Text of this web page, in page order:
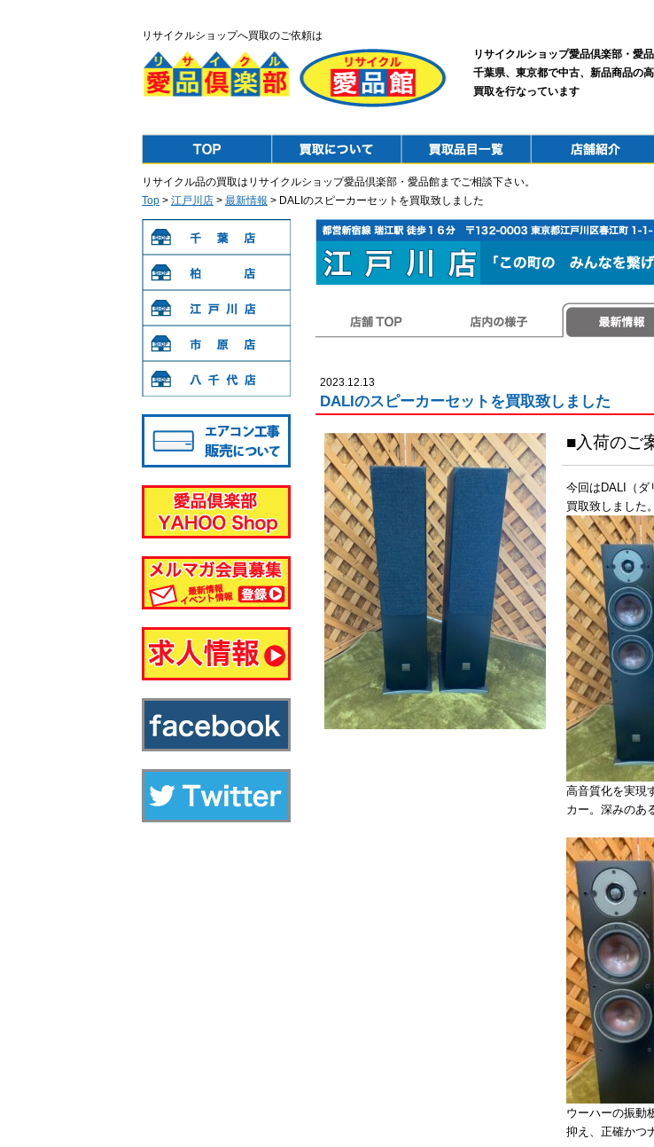
リサイクルショップへ買取のご依頼は
リサイクルショップ愛品倶楽部・愛
千葉県、東京都で中古、新品商品の
買取を行なっています
リサイクル品の買取はリサイクルショップ愛品倶楽部・愛品館までご相談下さい。
Top > 江戸川店 > 最新情報 > DALIのスピーカーセットを買取致しました
2023.12.13
DALIのスピーカーセットを買取致しました
■入荷のご
今回はDALI（
買取致しました。
高音質化を実現
カー。深みのあ
ウーハーの振動
抑え、正確かつ